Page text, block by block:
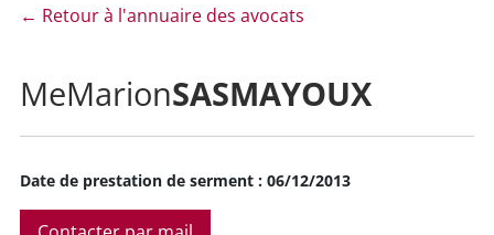
← Retour à l'annuaire des avocats
MeMarionSASMAYOUX
Date de prestation de serment : 06/12/2013